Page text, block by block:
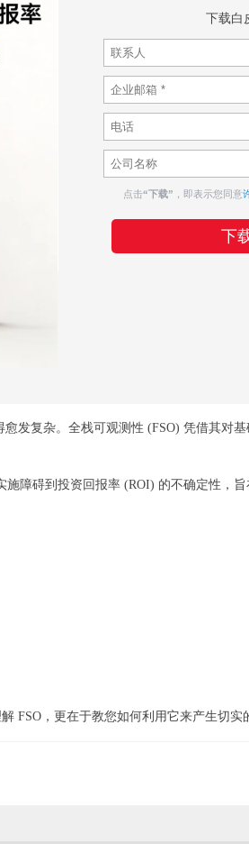
下载白
点击“下载” ，即表示您同意
发复杂。全栈可观测性 (FSO) 凭借其对
碍到投资回报率 (ROI) 的不确定性，旨
FSO，更在于教您如何利用它来产生切实